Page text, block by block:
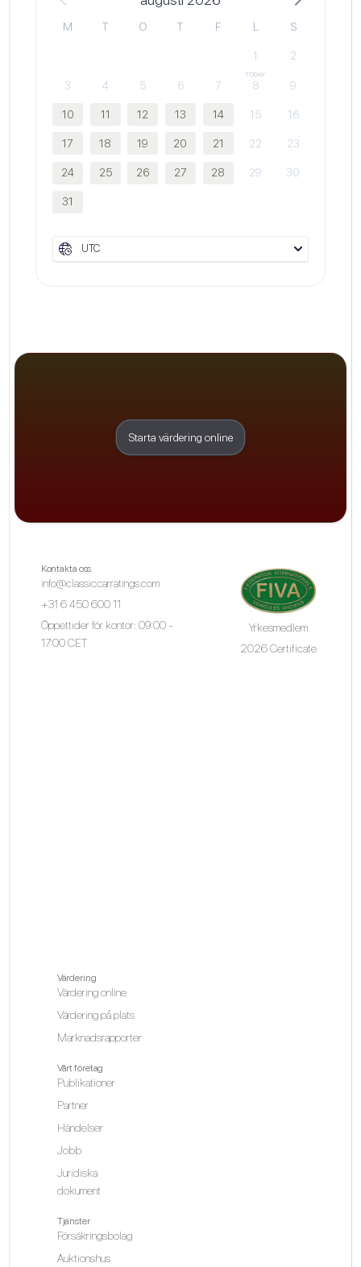
M T O T F L S
1 2
3 4 5 6 7 8 9
10 11 12 13 14 15 16
17 18 19 20 21 22 23
24 25 26 27 28 29 30
31
UTC
Starta värdering online
Kontakta oss
info@classiccarratings.com
+31 6 450 600 11
Öppettider för kontor: 09:00 -
17:00 CET
Yrkesmedlem
2026 Certificate
Värdering
Värdering online
Värdering på plats
Marknadsrapporter
Vårt företag
Publikationer
Partner
Händelser
Jobb
Juridiska
dokument
Tjänster
Försäkringsbolag
Auktionshus